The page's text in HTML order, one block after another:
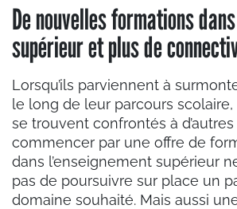
De nouvelles formations
supérieur et plus de
Lorsqu’ils parviennent à
le long de leur parcours
se trouvent confrontés à d’autres
commencer par une offre de
dans l’enseignement supérieur
pas de poursuivre sur place un
domaine souhaité. Mais aussi